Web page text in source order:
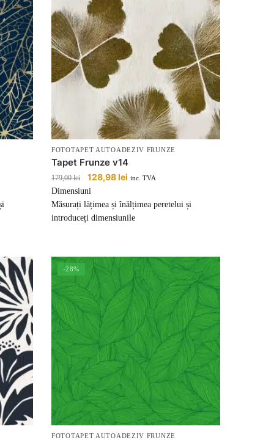
FOTOTAPET AUTOADEZIV FRUNZE
Tapet Frunze v14
179,00lei
Prețul
inițial
a
fost:
128,98lei Prețul
este:
128,98 lei.
inc. TVA
Dimensiuni
Măsurați lățimea și înălțimea peretelui și
introduceți dimensiunile
-28%
FOTOTAPET AUTOADEZIV FRUNZE